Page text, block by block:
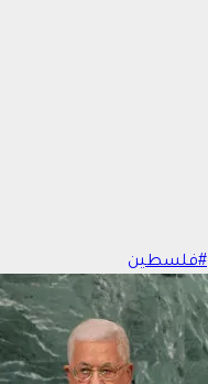
#فلسطين